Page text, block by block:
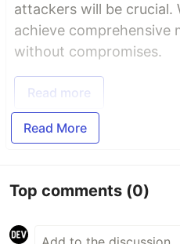
attackers will be crucial.
achieve comprehensive
without compromises.
Read more
Read More
Top comments (0)